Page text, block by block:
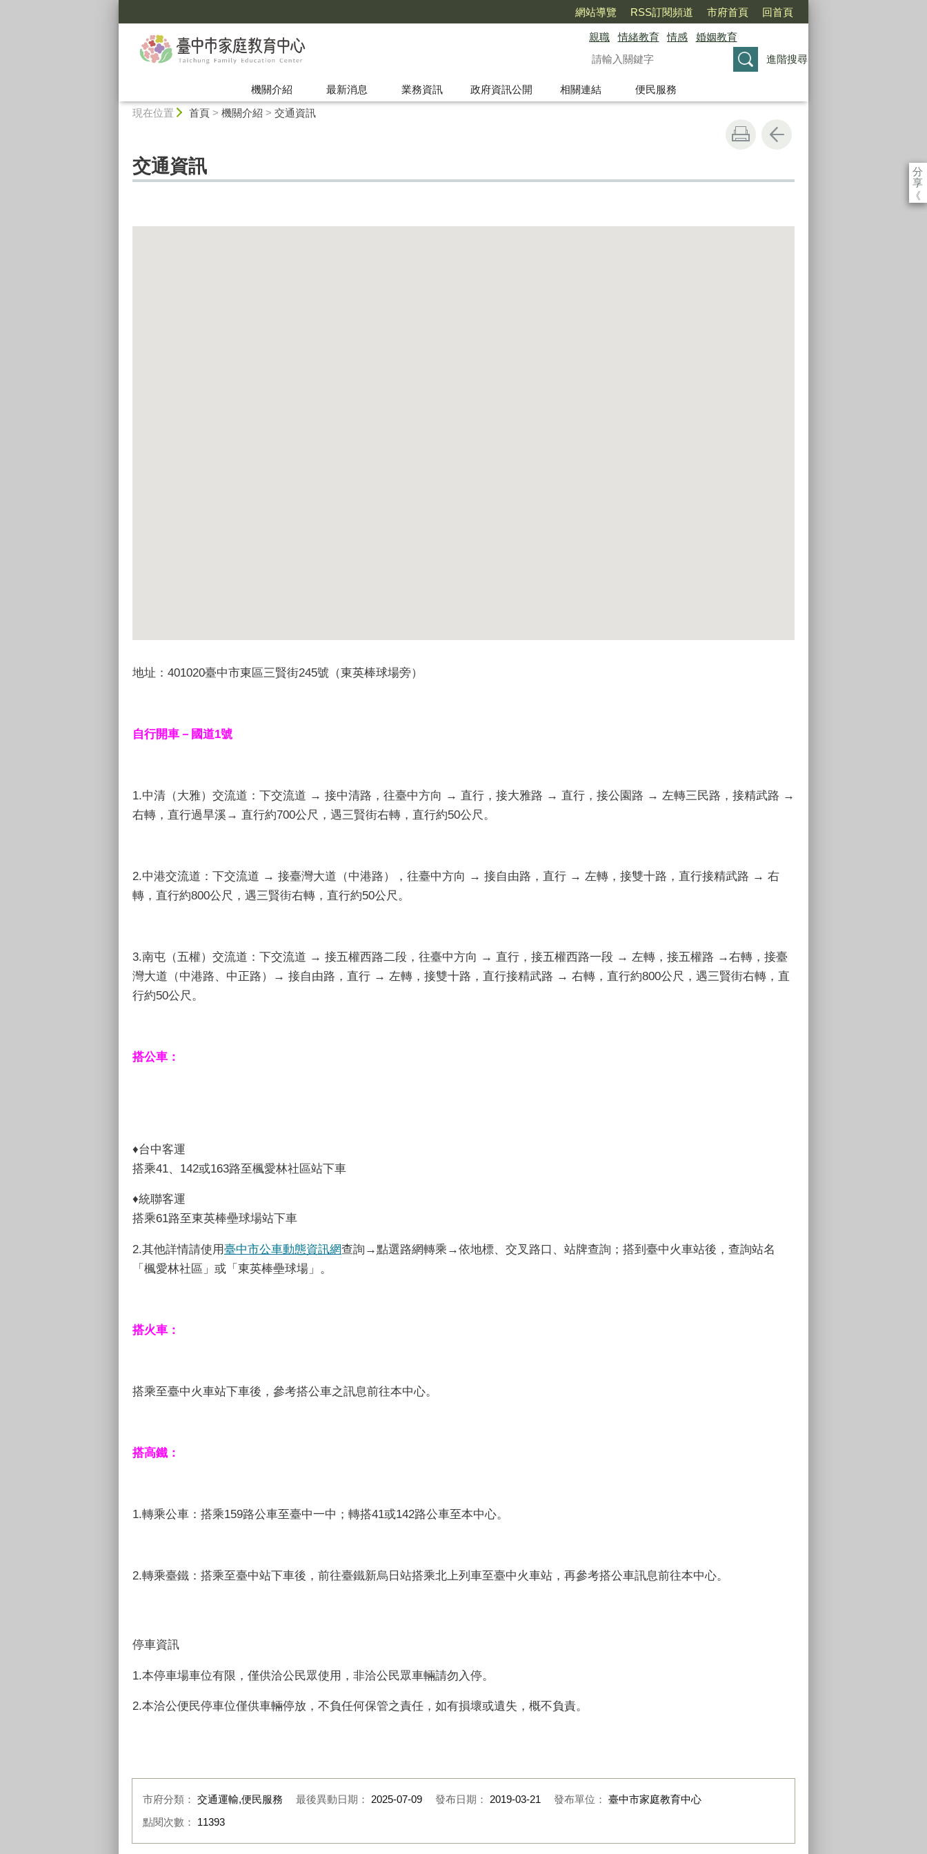
網站導覽 RSS訂閱頻道 市府首頁 回首頁
親職 情緒教育 情感
婚姻教育
進階搜尋
機關介紹 最新消息 業務資訊 政府資訊公開 相關連結
便民服務
現在位置 首頁> 機關介紹 > 交通資訊
分
享
《
交通資訊
地址：401020臺中市東區三賢街245號（東英棒球場旁）
自行開車－國道1號
1.中清（大雅）交流道：下交流道 → 接中清路，往臺中方向 → 直行，接大雅路 → 直行，接公園路 → 左轉三民路，接精武路 →
右轉，直行過旱溪→ 直行約700公尺，遇三賢街右轉，直行約50公尺。
2.中港交流道：下交流道 → 接臺灣大道（中港路），往臺中方向 → 接自由路，直行 → 左轉，接雙十路，直行接精武路 → 右
轉，直行約800公尺，遇三賢街右轉，直行約50公尺。
3.南屯（五權）交流道：下交流道 → 接五權西路二段，往臺中方向 → 直行，接五權西路一段 → 左轉，接五權路 →右轉，接臺
灣大道（中港路、中正路）→ 接自由路，直行 → 左轉，接雙十路，直行接精武路 → 右轉，直行約800公尺，遇三賢街右轉，直
行約50公尺。
搭公車：
♦台中客運
搭乘41、142或163路至楓愛林社區站下車
♦統聯客運
搭乘61路至東英棒壘球場站下車
2.其他詳情請使用臺中市公車動態資訊網查詢→點選路網轉乘→依地標、交叉路口、站牌查詢；搭到 臺中火車站後，查詢站名
「楓愛林社區」或 「東英棒壘球場」
搭火車：
搭乘至臺中火車站下車後，參考搭公車之訊息前往本中心。
搭高鐵：
1.轉乘公車：搭乘159路公車至臺中一中；轉搭41或142路公車至本中心。
2.轉乘臺鐵：搭乘至臺中站下車後，前往臺鐵新烏日站搭乘北上列車至臺中火車站，再參考搭公車訊息前往本中心。
停車資訊
1.本停車場車位有限，僅供洽公民眾使用，非洽公民眾車輛請勿入停。
2.本洽公便民停車位僅供車輛停放，不負任何保管之責任，如有損壞或遺失，概不負責。
市府分類： 交通運輸,便民服務 最後異動日期： 2025-07-09 發布日期： 2019-03-21 發布單位： 臺中市家庭教育中心
點閱次數： 11393